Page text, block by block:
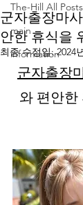
The-Hill All Posts
main
information
군자출장마
안한 휴식을
최종 수정일:2024
군자출장
와 편안